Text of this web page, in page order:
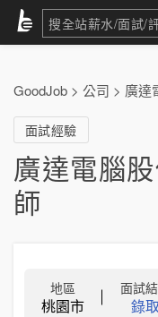
GoodJob > 公司 > 廣達
面試經驗
廣達電腦
師
地區
桃園市
面試
錄取